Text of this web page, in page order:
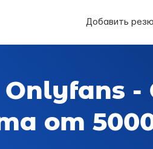
Добавить
-
от